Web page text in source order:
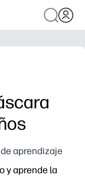
aprendizaje
y aprende la